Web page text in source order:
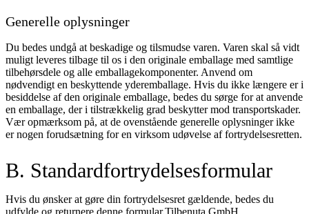
Generelle oplysninger
Du bedes undgå at beskadige og tilsmudse varen. Varen skal så vidt
muligt leveres tilbage til os i den originale emballage med samtlige
tilbehørsdele og alle emballagekomponenter. Anvend om
nødvendigt en beskyttende yderemballage. Hvis du ikke længere er i
besiddelse af den originale emballage, bedes du sørge for at anvende
en emballage, der i tilstrækkelig grad beskytter mod transportskader.
Vær opmærksom på, at de ovenstående generelle oplysninger ikke
er nogen forudsætning for en virksom udøvelse af fortrydelsesretten.
B. Standardfortrydelsesformular
Hvis du ønsker at gøre din fortrydelsesret gældende, bedes du